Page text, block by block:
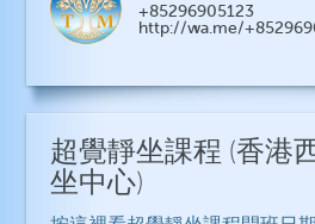
+85296905123
http://wa.me/
超覺靜坐課程 (香港
坐中心)